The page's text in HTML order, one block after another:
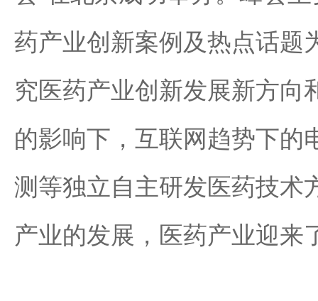
药产业创新案例及热点话题
究医药产业创新发展新方向
的影响下，互联网趋势下的
测等独立自主研发医药技术
产业的发展，医药产业迎来